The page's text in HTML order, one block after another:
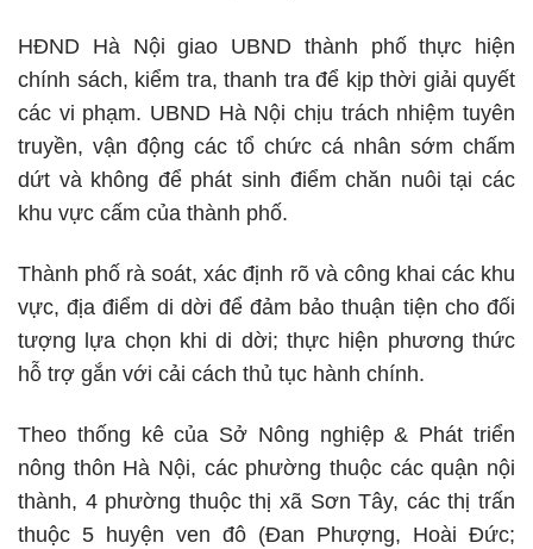
HĐND Hà Nội giao UBND thành phố thực hiện
chính sách, kiểm tra, thanh tra để kịp thời giải quyết
các vi phạm. UBND Hà Nội chịu trách nhiệm tuyên
truyền, vận động các tổ chức cá nhân sớm chấm
dứt và không để phát sinh điểm chăn nuôi tại các
khu vực cấm của thành phố.
Thành phố rà soát, xác định rõ và công khai các khu
vực, địa điểm di dời để đảm bảo thuận tiện cho đối
tượng lựa chọn khi di dời; thực hiện phương thức
hỗ trợ gắn với cải cách thủ tục hành chính.
Theo thống kê của Sở Nông nghiệp & Phát triển
nông thôn Hà Nội, các phường thuộc các quận nội
thành, 4 phường thuộc thị xã Sơn Tây, các thị trấn
thuộc 5 huyện ven đô (Đan Phượng, Hoài Đức;